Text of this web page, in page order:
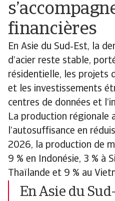
financières
En Asie du Sud‑Est, la
d’acier reste stable,
résidentielle, les projets
et les investissements
centres de données et
La production régionale
l’autosuffisance en
2026, la production de
9 % en Indonésie, 3 % à
Thaïlande et 9 % au
En Asie du